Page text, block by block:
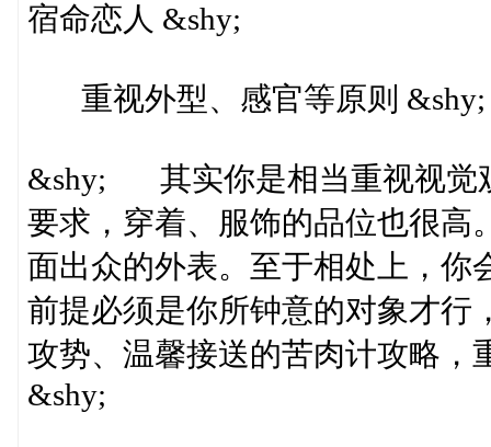
宿命恋人 &shy;
重视外型、感官等原则 &shy;
&shy; 其实你是相当重视视觉
要求，穿着、服饰的品位也很高
面出众的外表。至于相处上，你
前提必须是你所钟意的对象才行
攻势、温馨接送的苦肉计攻略，
&shy;